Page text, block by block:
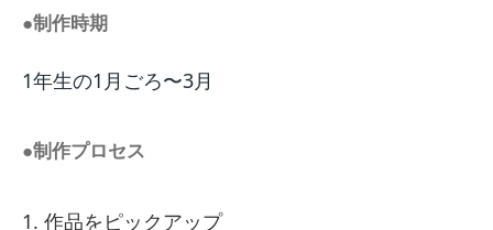
●制作時期
1年生の1月ごろ〜3月
●制作プロセス
作品をピックアップ